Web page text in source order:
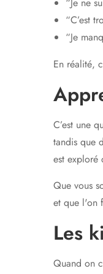
“Je ne
“C’est
“Je
En réalité,
C’est une
tandis que
est exploré
Que vous
et que l'on
Les
Quand on